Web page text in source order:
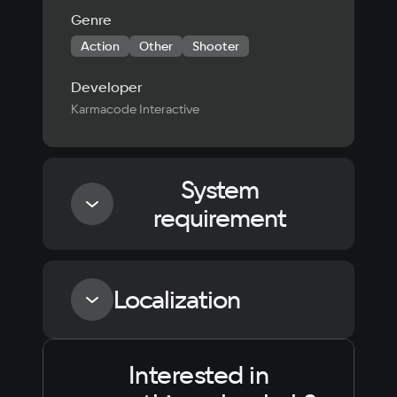
Genre
Action Other Shooter
Developer
Karmacode Interactive
System
requirement
Minimum
Processor
Memory
Localization
Language
Text Voiceover
Interested in